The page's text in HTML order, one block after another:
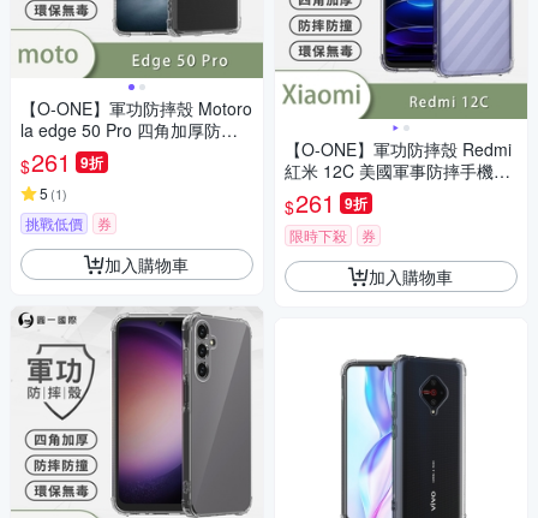
【O-ONE】軍功防摔殼 Motoro
la edge 50 Pro 四角加厚防摔
手機殼 保護殼
$261 9折
5 (1)
挑戰低價 券
加入購物車
【O-ONE】軍功防摔殼 Redmi
紅米 12C 美國軍事防摔手機殼
保護殼
$261 9折
限時下殺 券
加入購物車